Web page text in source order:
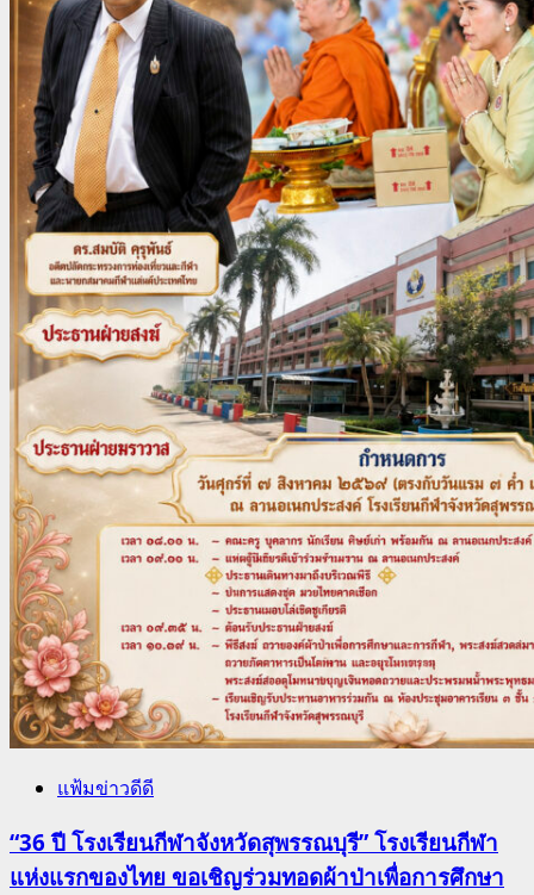
แฟ้มข่าวดีดี
“36 ปี โรงเรียนกีฬาจังหวัดสุพรรณบุรี” โรงเรียนกีฬา
แห่งแรกของไทย ขอเชิญร่วมทอดผ้าป่าเพื่อการศึกษา